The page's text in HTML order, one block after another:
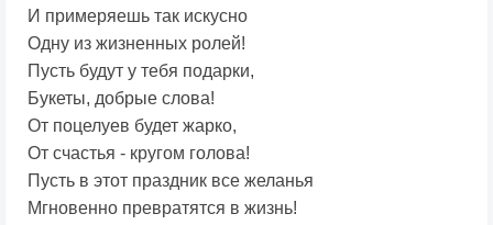
И примеряешь так искусно
Одну из жизненных ролей!
Пусть будут у тебя подарки,
Букеты, добрые слова!
От поцелуев будет жарко,
От счастья - кругом голова!
Пусть в этот праздник все желанья
Мгновенно превратятся в жизнь!